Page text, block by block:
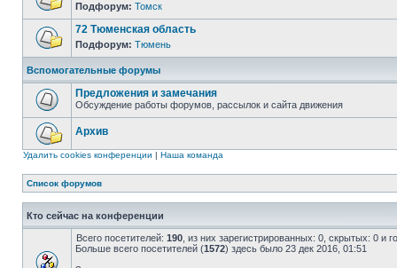
Подфорум: Томск
72 Тюменская область
Подфорум: Тюмень
Вспомогательные форумы
Предложения и замечания
Обсуждение работы форумов, рассылок и сайта движения
Архив
Удалить cookies конференции | Наша команда
Список форумов
Кто сейчас на конференции
Всего посетителей: 190 , из них зарегистрированных: 0, скрытых: 0 и
Больше всего посетителей (1572) здесь было 23 дек 2016, 01:51